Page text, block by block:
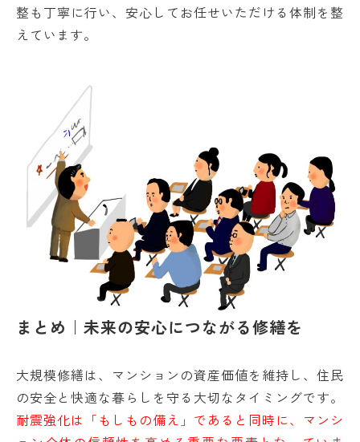
整も丁寧に行い、安心してお任せいただける体制を整
えています。
まとめ｜未来の安心につながる修繕を
大規模修繕は、マンションの資産価値を維持し、住民
の安全と快適な暮らしを守る大切なタイミングです。
耐震強化は「もしもの備え」であると同時に、マンシ